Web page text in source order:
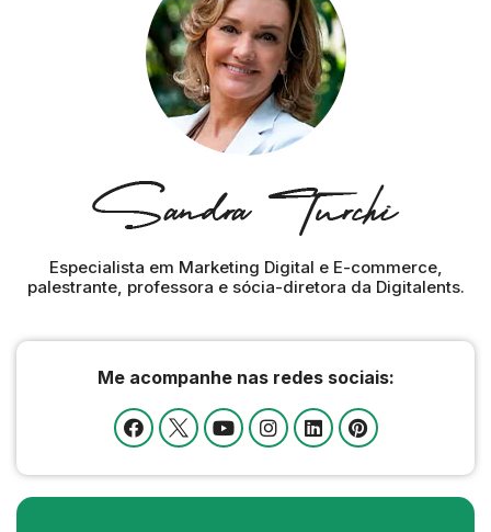
Especialista em Marketing Digital e E-commerce,
palestrante, professora e sócia-diretora da Digitalents.
Me acompanhe nas redes sociais: